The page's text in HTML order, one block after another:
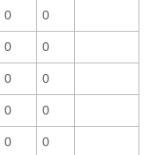
0 0
0 0
0 0
0 0
0 0